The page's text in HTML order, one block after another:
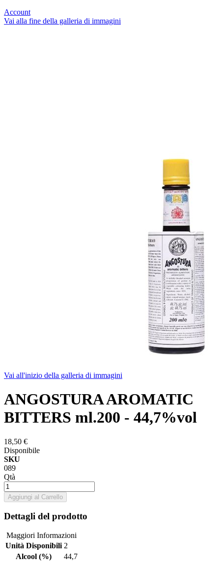
Account
Vai alla fine della galleria di immagini
Vai all'inizio della galleria di immagini
ANGOSTURA AROMATIC
BITTERS ml.200 - 44,7%vol
18,50 €
Disponibile
SKU
089
Qtà
Aggiungi al Carrello
Dettagli del prodotto
Maggiori Informazioni
Unità Disponibili 2
Alcool (%)
44,7